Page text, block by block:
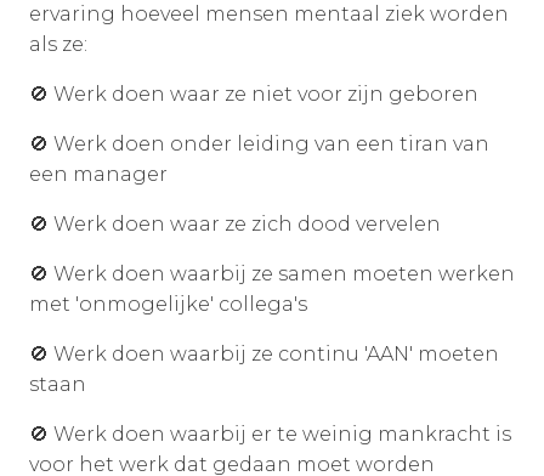
ervaring hoeveel mensen mentaal ziek worden
als ze:
🚫 Werk doen waar ze niet voor zijn geboren
🚫 Werk doen onder leiding van een tiran van
een manager
🚫 Werk doen waar ze zich dood vervelen
🚫 Werk doen waarbij ze samen moeten werken
met 'onmogelijke' collega's
🚫 Werk doen waarbij ze continu 'AAN' moeten
staan
🚫 Werk doen waarbij er te weinig mankracht is
voor het werk dat gedaan moet worden